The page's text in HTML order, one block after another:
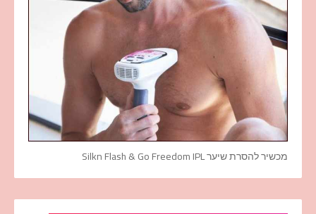
מכשיר להסרת שיער Silkn Flash & Go Freedom IPL